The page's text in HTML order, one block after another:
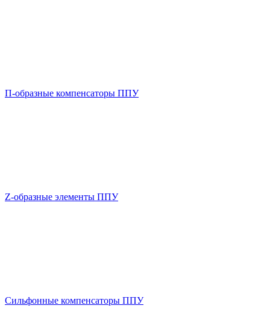
П-образные компенсаторы ППУ
Z-образные элементы ППУ
Сильфонные компенсаторы ППУ